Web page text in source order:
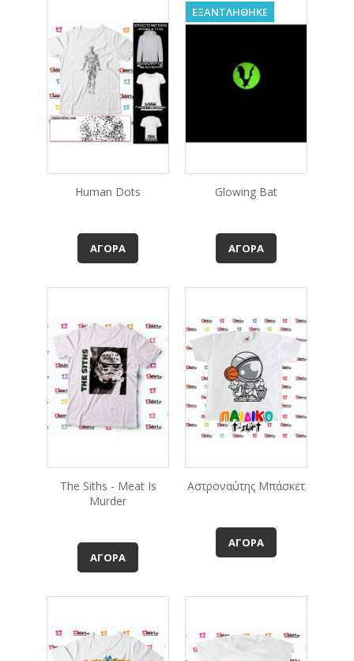
Human Dots
ΑΓΟΡΆ
ΕΞΑΝΤΛΗΘΗΚΕ
Glowing Bat
ΑΓΟΡΆ
The Siths - Meat Is
Murder
ΑΓΟΡΆ
Αστροναύτης Μπάσκετ
ΑΓΟΡΆ